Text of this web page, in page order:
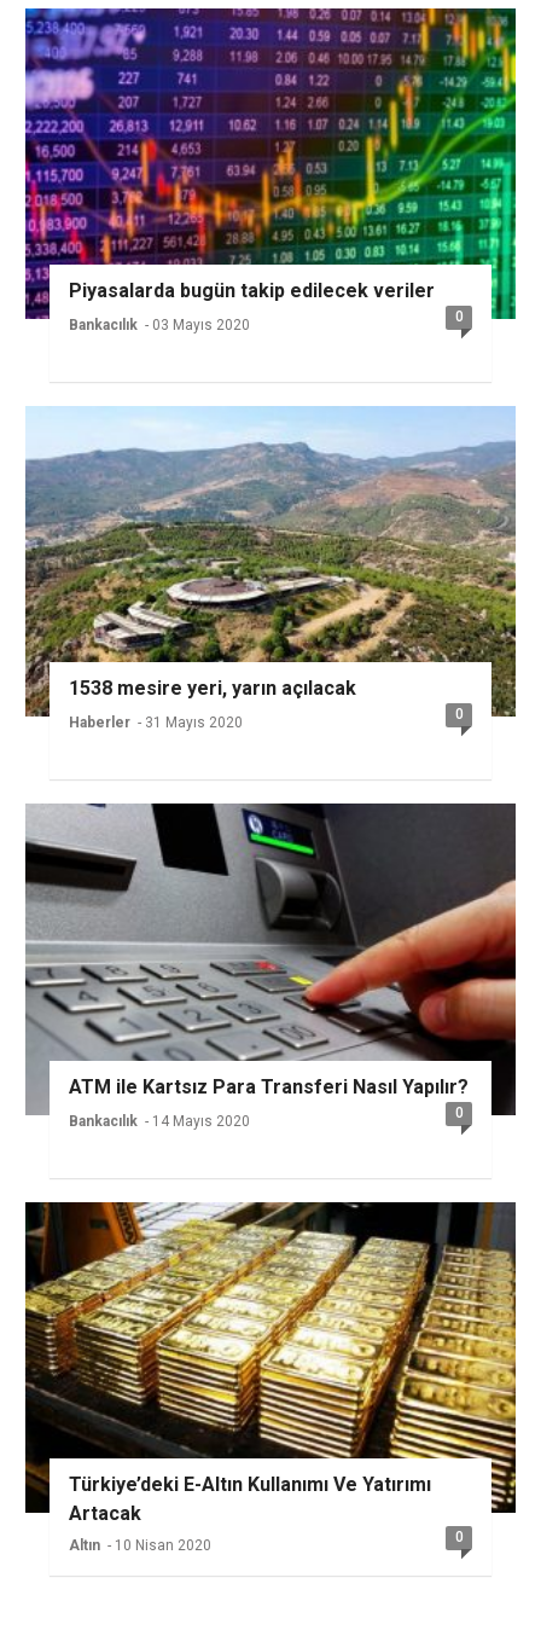
Piyasalarda bugün takip edilecek veriler
Bankacılık - 03 Mayıs 2020 0
1538 mesire yeri, yarın açılacak
Haberler - 31 Mayıs 2020 0
ATM ile Kartsız Para Transferi Nasıl Yapılır?
Bankacılık - 14 Mayıs 2020 0
Türkiye’deki E-Altın Kullanımı Ve Yatırımı
Artacak
Altın - 10 Nisan 2020 0